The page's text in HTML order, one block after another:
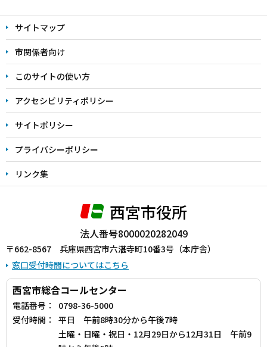
文
こ
こ
ま
で
サイトマップ
市関係者向け
このサイトの使い方
アクセシビリティポリシー
サイトポリシー
プライバシーポリシー
リンク集
西宮市役所
法人番号8000020282049
〒662-8567 兵庫県西宮市六湛寺町10番3号（本庁舎）
窓口受付時間についてはこちら
西宮市総合コールセンター
電話番号：
0798-36-5000
受付時間：
平日 午前8時30分から午後7時
土曜・日曜・祝日・12月29日から12月31日 午前9